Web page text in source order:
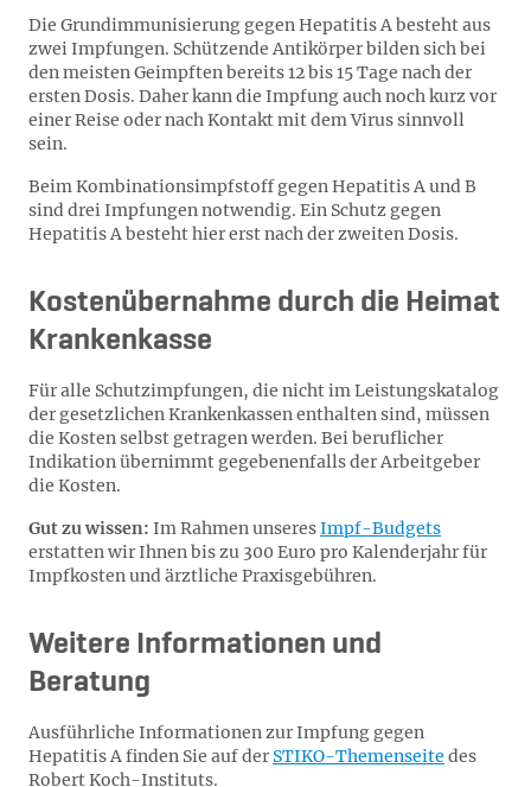
Die Grundimmunisierung gegen Hepatitis A besteht aus
zwei Impfungen. Schützende Antikörper bilden sich bei
den meisten Geimpften bereits 12 bis 15 Tage nach der
ersten Dosis. Daher kann die Impfung auch noch kurz vor
einer Reise oder nach Kontakt mit dem Virus sinnvoll
sein.
Beim Kombinationsimpfstoff gegen Hepatitis A und B
sind drei Impfungen notwendig. Ein Schutz gegen
Hepatitis A besteht hier erst nach der zweiten Dosis.
Kostenübernahme durch die Heimat
Krankenkasse
Für alle Schutzimpfungen, die nicht im Leistungskatalog
der gesetzlichen Krankenkassen enthalten sind, müssen
die Kosten selbst getragen werden. Bei beruflicher
Indikation übernimmt gegebenenfalls der Arbeitgeber
die Kosten.
Gut zu wissen: Im Rahmen unseresImpf-Budgets
erstatten wir Ihnen bis zu 300 Euro pro Kalenderjahr für
Impfkosten und ärztliche Praxisgebühren.
Weitere Informationen und
Beratung
Ausführliche Informationen zur Impfung gegen
Hepatitis A finden Sie auf der STIKO-Themenseite des
Robert Koch-Instituts.